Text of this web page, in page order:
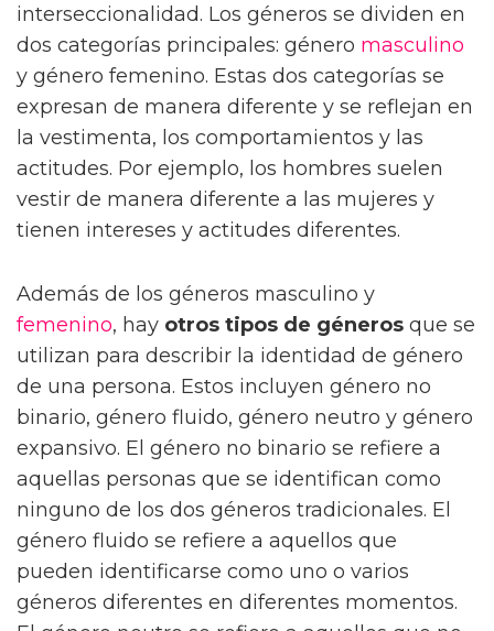
interseccionalidad. Los géneros se dividen en
dos categorías principales: género masculino
y género femenino. Estas dos categorías se
expresan de manera diferente y se reflejan en
la vestimenta, los comportamientos y las
actitudes. Por ejemplo, los hombres suelen
vestir de manera diferente a las mujeres y
tienen intereses y actitudes diferentes.
Además de los géneros masculino y
femenino, hay otros tipos de géneros que se
utilizan para describir la identidad de género
de una persona. Estos incluyen género no
binario, género fluido, género neutro y género
expansivo. El género no binario se refiere a
aquellas personas que se identifican como
ninguno de los dos géneros tradicionales. El
género fluido se refiere a aquellos que
pueden identificarse como uno o varios
géneros diferentes en diferentes momentos.